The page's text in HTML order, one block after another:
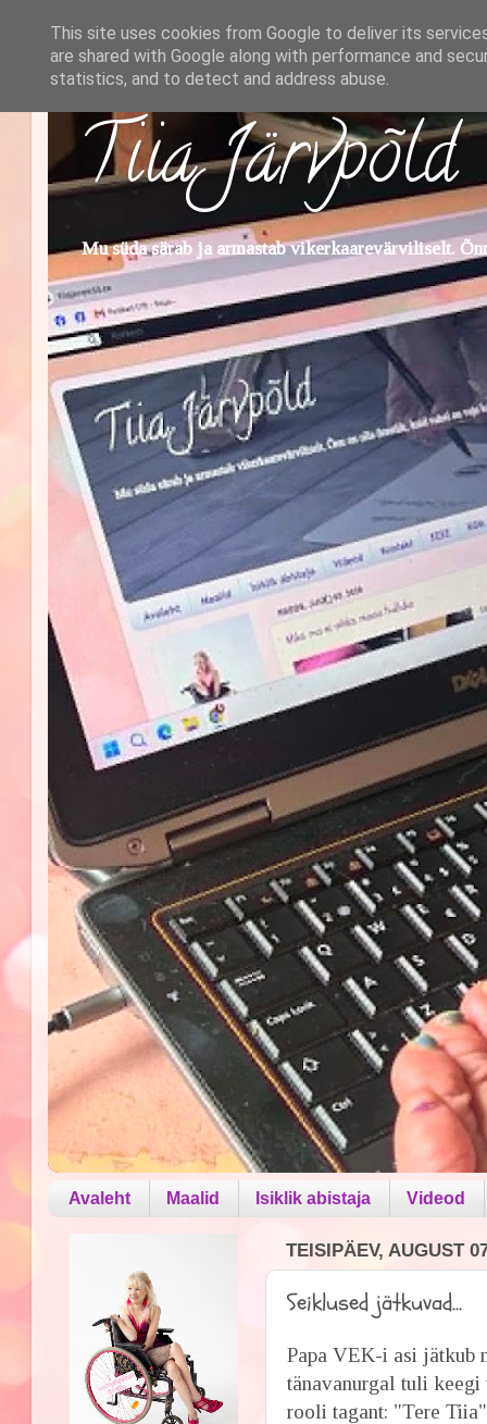
Tiia Järvpõld
Mu süda särab ja armastab vikerkaarevärviliselt.
Avaleht Maalid Isiklik abistaja Videod
TEISIPÄEV, AUGUST
Seiklused jätkuvad...
Papa VEK-i asi jätkub
tänavanurgal tuli
rooli tagant: "Tere Tiia"
This site uses cookies from Google to deliver its
are shared with Google along with performance and
statistics, and to detect and address abuse.